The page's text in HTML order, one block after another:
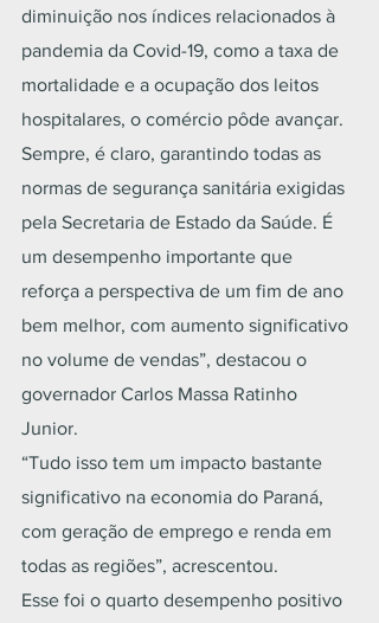
diminuição nos índices relacionados à
pandemia da Covid-19, como a taxa de
mortalidade e a ocupação dos leitos
hospitalares, o comércio pôde avançar.
Sempre, é claro, garantindo todas as
normas de segurança sanitária exigidas
pela Secretaria de Estado da Saúde. É
um desempenho importante que
reforça a perspectiva de um fim de ano
bem melhor, com aumento significativo
no volume de vendas”, destacou o
governador Carlos Massa Ratinho
Junior.
“Tudo isso tem um impacto bastante
significativo na economia do Paraná,
com geração de emprego e renda em
todas as regiões”, acrescentou.
Esse foi o quarto desempenho positivo